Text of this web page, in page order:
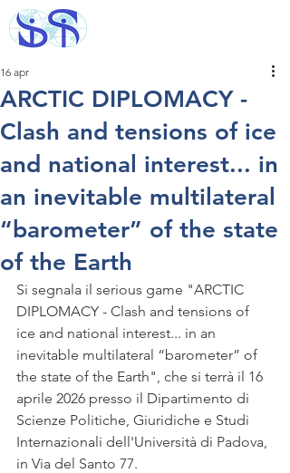
ARCTIC DIPLOMACY -
Clash and tensions of ice
and national interest... in
an inevitable multilateral
“barometer” of the state
of the Earth
16 apr
Si segnala il serious game "ARCTIC
DIPLOMACY - Clash and tensions of
ice and national interest... in an
inevitable multilateral “barometer” of
the state of the Earth", che si terrà il 16
aprile 2026 presso il Dipartimento di
Scienze Politiche, Giuridiche e Studi
Internazionali dell'Università di Padova,
in Via del Santo 77.